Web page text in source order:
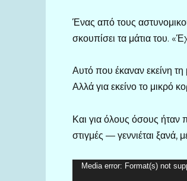
Ένας από τους
σκουπίσει τα μάτια του.
Αυτό που έκαναν εκείνη
Αλλά για εκείνο το μικρό
Και για όλους όσους ήταν
στιγμές — γεννιέται ξανά,
Видеоплеер
Media error: Format(s) not